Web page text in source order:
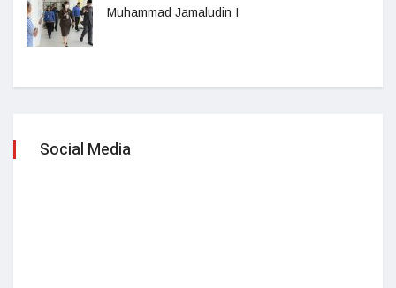
Muhammad Jamaludin I
Social Media